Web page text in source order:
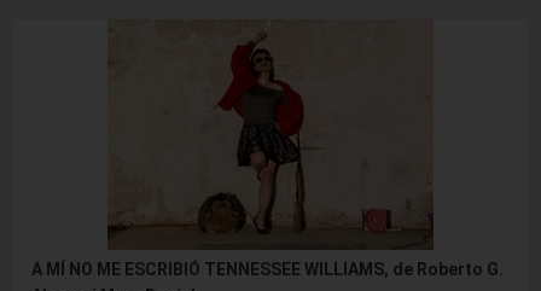
A MÍ NO ME ESCRIBIÓ TENNESSEE WILLIAMS, de Roberto G.